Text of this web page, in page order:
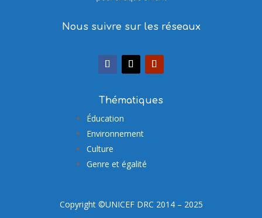
Nous suivre sur les réseaux
Thématiques
Éducation
Environnement
Culture
Genre et égalité
Copyright ©UNICEF DRC 2014 – 2025